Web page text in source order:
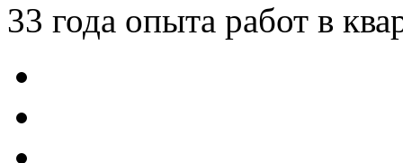
33 года опыта работ в